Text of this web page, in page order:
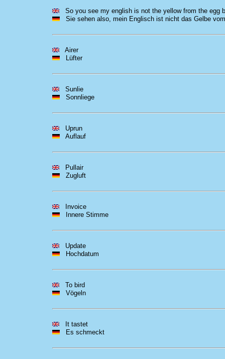
So you see my english is not the yellow from the egg
Sie sehen also, mein Englisch ist nicht das Gelbe
Airer
Lüfter
Sunlie
Sonnliege
Uprun
Auflauf
Pullair
Zugluft
Invoice
Innere Stimme
Update
Hochdatum
To bird
Vögeln
It tastet
Es schmeckt